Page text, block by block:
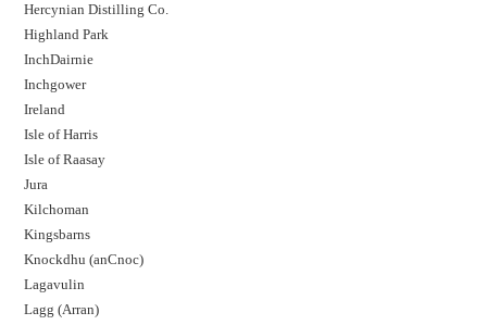
Hercynian Distilling Co.
Highland Park
InchDairnie
Inchgower
Ireland
Isle of Harris
Isle of Raasay
Jura
Kilchoman
Kingsbarns
Knockdhu (anCnoc)
Lagavulin
Lagg (Arran)